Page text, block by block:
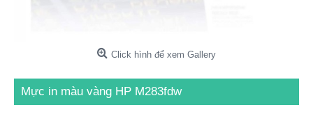
Click hình để xem Gallery
Mực in màu vàng HP M283fdw